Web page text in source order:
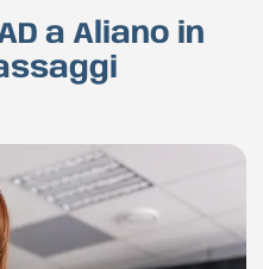
a Aliano in